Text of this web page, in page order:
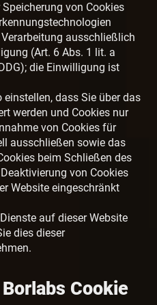
von Cookies
ausschließlich
(Art. 6 Abs. 1 lit. a
die Einwilligung ist
einstellen, dass Sie über das
werden und Cookies nur
von Cookies für
ausschließen sowie das
beim Schließen des
von Cookies
Website eingeschränkt
auf dieser Website
dies dieser
Cookie